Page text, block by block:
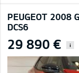
PEUGEOT 2008
DCS6
29 890 € i